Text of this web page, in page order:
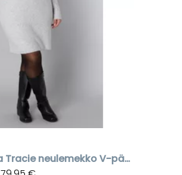
Hopeanharmaa Tracie neulemekko V-pääntiellä